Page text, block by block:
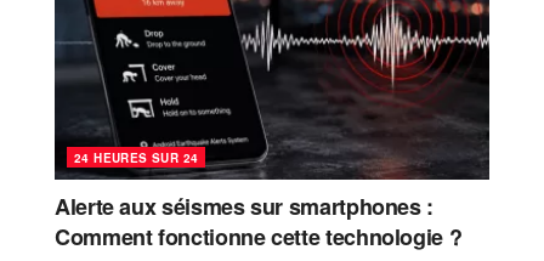
24 HEURES SUR 24
Alerte aux séismes sur smartphones :
Comment fonctionne cette technologie ?